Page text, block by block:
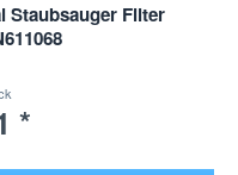
Staubsauger Filter
*